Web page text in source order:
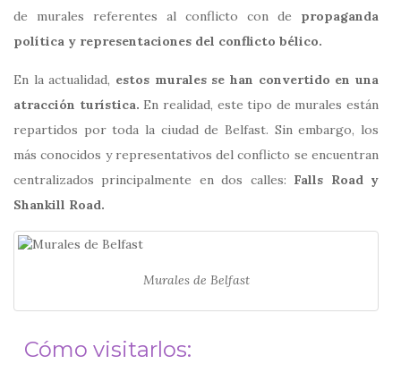
de murales referentes al conflicto con de propaganda
política y representaciones del conflicto bélico.
En la actualidad, estos murales se han convertido en una
atracción turística. En realidad, este tipo de murales están
repartidos por toda la ciudad de Belfast. Sin embargo, los
más conocidos y representativos del conflicto se encuentran
centralizados principalmente en dos calles: Falls Road y
Shankill Road.
Murales de Belfast
Cómo visitarlos: